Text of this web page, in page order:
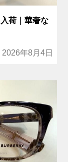
荷｜華奢な
2026年8月4日